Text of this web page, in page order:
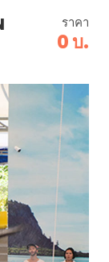
ราคา
0 บ.